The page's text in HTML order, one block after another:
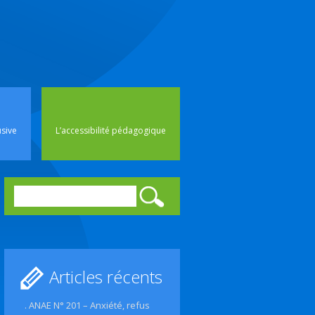
L’accessibilité pédagogique
Articles récents
. ANAE N° 201 – Anxiété, refus